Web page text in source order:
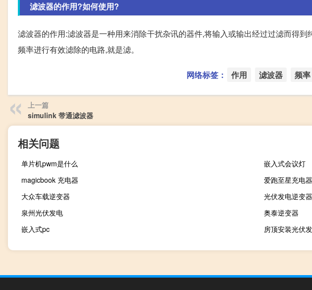
滤波器的作用?如何使用?
滤波器的作用:滤波器是一种用来消除干扰杂讯的器件,将输入或输出经过过滤而得
频率进行有效滤除的电路,就是滤。
网络标签： 作用 滤波器 频率
上一篇
simulink 带通滤波器
相关问题
单片机pwm是什么
嵌入式会议灯
magicbook 充电器
爱跑至星充电器
大众车载逆变器
光伏发电逆变
泉州光伏发电
奥泰逆变器
嵌入式pc
房顶安装光伏